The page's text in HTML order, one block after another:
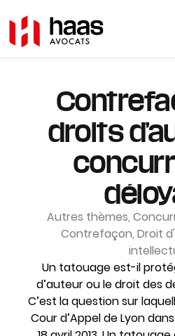
droits
Autres thèmes,
Contrefaçon, Droit
Un tatouage est-il
d’auteur ou le droit des
C’est la question sur
Cour d’Appel de Lyon